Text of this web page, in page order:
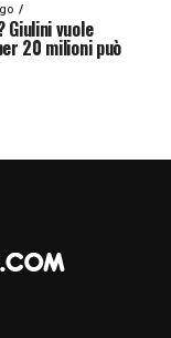
vuole
20 milioni può